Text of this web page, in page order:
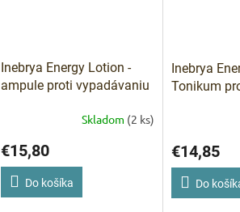
Inebrya Energy Lotion -
ampule proti vypadávaniu
Skladom (2 ks)
€15,80
Do košíka
Inebrya
Tonikum
€14,85
Do